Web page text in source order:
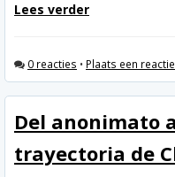
Lees verder
0 reacties • Plaats een reactie
Del anonimato
trayectoria de